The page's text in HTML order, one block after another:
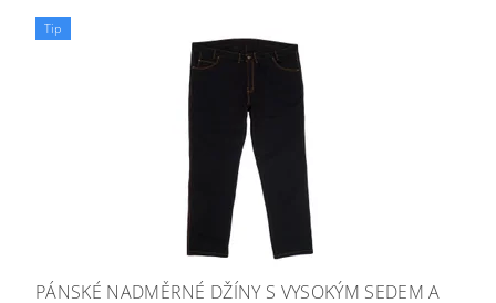
Tip
PÁNSKÉ NADMĚRNÉ DŽÍNY S VYSOKÝM SEDEM A